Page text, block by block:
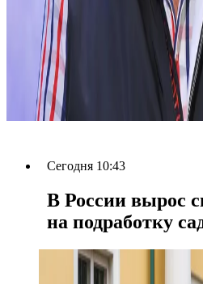
Сегодня 10:43
В России вырос
на подработку